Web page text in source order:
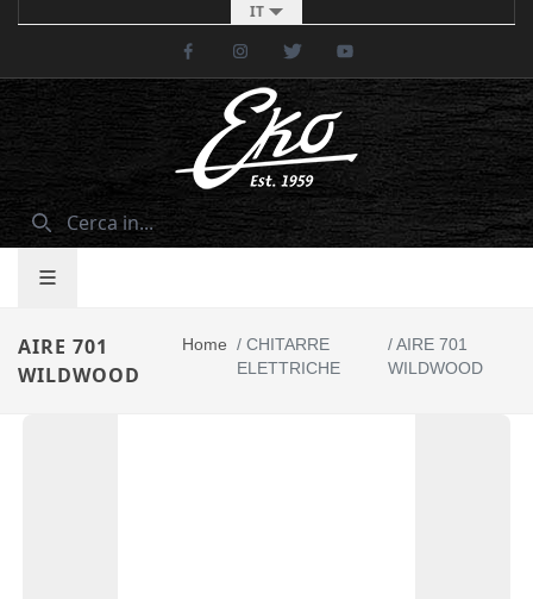
IT
FacebookInstagramTwitter
AIRE 701
WILDWOOD
Home /CHITARRE
ELETTRICHE
/AIRE 701
WILDWOOD